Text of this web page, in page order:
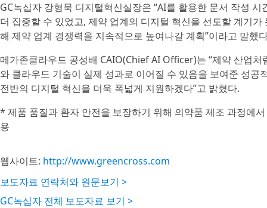
GC녹십자 강형묵 디지털혁신실장은 “AI를 활용한 문서 작성
더 집중할 수 있었고, 제약 업계의 디지털 혁신을 선도할 계기
해 제약 업계 경쟁력을 지속적으로 높여나갈 계획”이라고 말했
메가존클라우드 공성배 CAIO(Chief AI Officer)는 “제약 산업
와 클라우드 기술이 실제 성과로 이어질 수 있음을 보여준 성공
전반의 디지털 혁신을 더욱 폭넓게 지원하겠다”고 밝혔다.
* 제품 품질과 환자 안전을 보장하기 위해 의약품 제조 과정에
용
웹사이트: http://www.greencross.com
보도자료 연락처와 원문보기 >
GC녹십자 전체 보도자료 보기 >